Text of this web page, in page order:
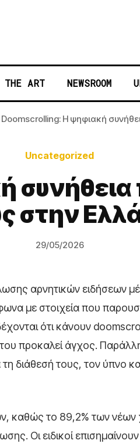
THE ART NEWSROOM
Doomscrolling: Η ψηφιακή
Uncategorized
στην
29/05/2026
αρνητικών ειδήσεων
με στοιχεία που
ότι κάνουν
προκαλεί άγχος.
διάθεσή τους, τον ύπνο
καθώς το 89,2% των νέων
Οι ειδικοί